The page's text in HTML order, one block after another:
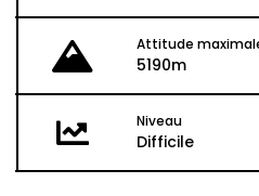
Attitude
5190m
Niveau
Difficile